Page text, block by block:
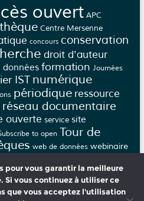
ouvert APC
Centre Mersenne
concours conservation
droit d'auteur
données formation Journées
IST numérique
périodique ressource
réseau documentaire
ouverte service site
to open Tour de
web de données webinaire
pour vous garantir la meilleure
Si vous continuez à utiliser ce
que vous acceptez l'utilisation